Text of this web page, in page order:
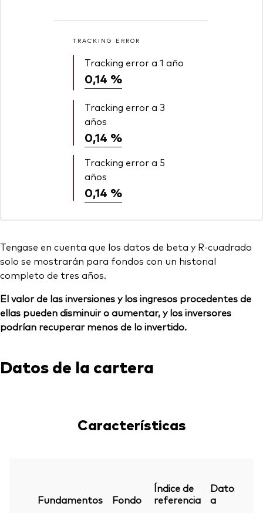
TRACKING ERROR
Tracking error a 1 año
0,14 %
Tracking error a 3
años
0,14 %
Tracking error a 5
años
0,14 %
Tengase en cuenta que los datos de beta y R-cuadrado
solo se mostrarán para fondos con un historial
completo de tres años.
El valor de las inversiones y los ingresos procedentes de
ellas pueden disminuir o aumentar, y los inversores
podrían recuperar menos de lo invertido.
Datos de la cartera
Características
Fundamentos Fondo
Índice de
referencia
Datos
a